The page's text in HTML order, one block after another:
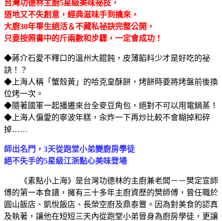
台灣功德林主廚5星級美味祕技，
道地又不失創意，經典滋味手到擒來，
大廚30年畢生絕活＆不藏私祕訣完整公開，
只要按照書中的斤兩數和步驟，一定會成功！
◆蔣介石愛不釋口的溫州大餛飩，皮薄餡料少才是好吃的祕
訣！？
◆上海人稱「蟹殼黃」的哈克皇酥餅，烤餅時要將烤盤前後換
位烤一次。
◆隨著國軍一起播遷來台全麥豆角包，絕對不可以用電鍋蒸！
◆上海人偏愛的寧波年糕，汆炸一下再炒比較不會糊掉和碎
掉……
師出名門，3天從跑堂小弟變廚房學徒
絕不失手的5星級江浙點心美味登場
《素點小上海》是台灣功德林的主廚兼老闆－－樊定宣師
傅的第一本食譜，擁有三十多年主廚資歷的樊師傅，曾任職於
圓山飯店、凱悅飯店、長榮空廚及鼎泰豐。因為對美食的認真
及執著，讓他在短短三天內從跑堂小弟晉身為廚房學徒，更讓